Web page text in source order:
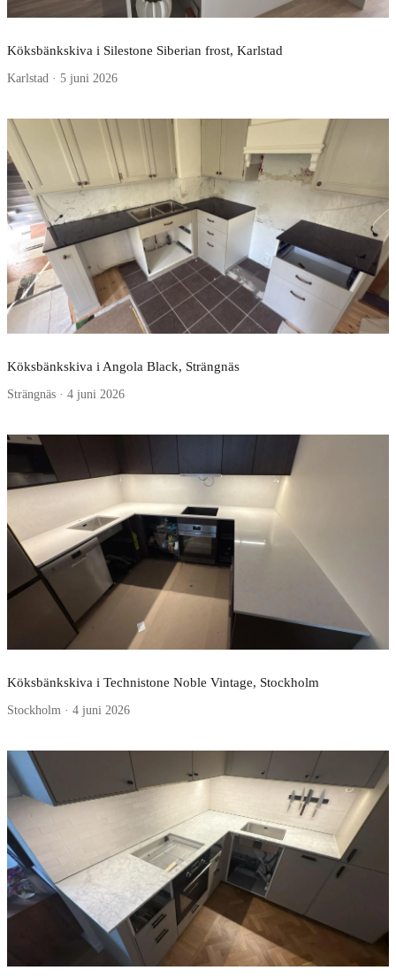
Köksbänkskiva i Silestone Siberian frost, Karlstad
Karlstad · 5 juni 2026
Köksbänkskiva i Angola Black, Strängnäs
Strängnäs · 4 juni 2026
Köksbänkskiva i Technistone Noble Vintage, Stockholm
Stockholm · 4 juni 2026